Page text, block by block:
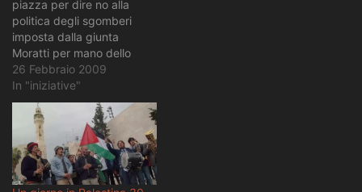
piazza per dire no alla
politica degli sgomberi
imposta dalla giunta
Moratti per mano dello
sceriffo Decorato. Ritrovo
ore 15 in Piazza XXIV
Maggio Per dire no allo
sgombero di Cox 18 Firma
la petizione: Riprendiamoci
Cox 18 Per dire no agli
attacchi a Torchiera…
26 Febbraio 2009
In "iniziative"